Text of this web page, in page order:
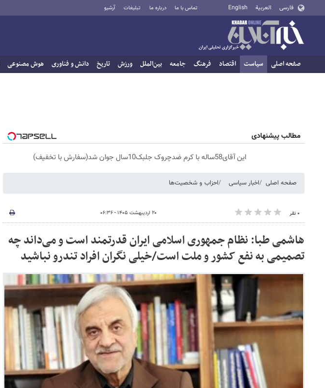
فارسی العربية English تماس با ما درباره ما تبلیغات آرشیو
صفحه اصلی سیاست اقتصاد فرهنگ جامعه بین‌الملل ورزش تاریخ دانش و فناوری هوش مصنوعی
مطالب پیشنهادی
این آقای58ساله با کرم ضدچروک جلبک10سال جوان شد(سفارش با تخفیف)
صفحه اصلی اخبار سیاسی احزاب و شخصیت‌ها
۰ نفر ۲۰ اردیبهشت ۱۴۰۵ - ۰۶:۳۶
هاشمی طبا: نظام جمهوری اسلامی ایران قدرتمند است و می‌داند چه
تصمیمی به نفع کشور و ملت است/خیلی نگران افراد تندرو نباشید